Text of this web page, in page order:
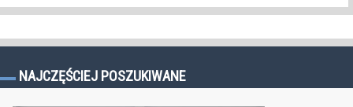
NAJCZĘŚCIEJ POSZUKIWANE